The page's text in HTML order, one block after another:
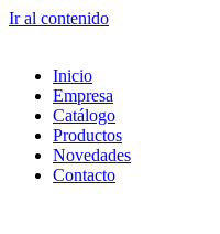
Ir al contenido
Inicio
Empresa
Catálogo
Productos
Novedades
Contacto